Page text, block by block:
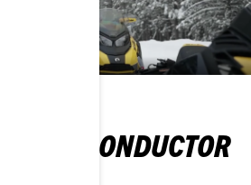
DE CONDUCTOR